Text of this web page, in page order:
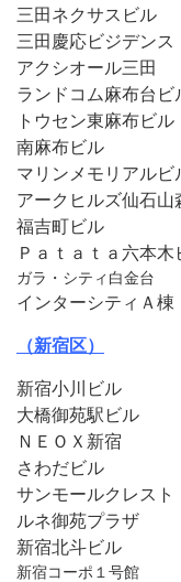
三田ネクサスビ
三田慶応ビジデ
アクシオール三
ランドコム麻布
トウセン東麻布
南麻布ビル　　
マリンメモリア
アークヒルズ仙
福吉町ビル　　
Ｐａｔａｔａ六
ガラ・シティ白金台　
インターシティ
（新宿区）
新宿小川ビル　
大橋御苑駅ビル
ＮＥＯＸ新宿　
さわだビル　　
サンモールクレ
ルネ御苑プラザ
新宿北斗ビル　
新宿コーポ１号館　　